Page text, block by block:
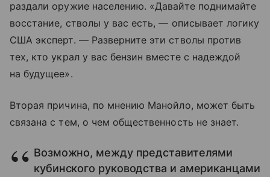
раздали оружие населению. «Давайте поднимайте
восстание, стволы у вас есть, — описывает логику
США эксперт. — Разверните эти стволы против
тех, кто украл у вас бензин вместе с надеждой
на будущее».
Вторая причина, по мнению Манойло, может быть
связана с тем, о чем общественность не знает.
Возможно, между представителями
кубинского руководства и американцами